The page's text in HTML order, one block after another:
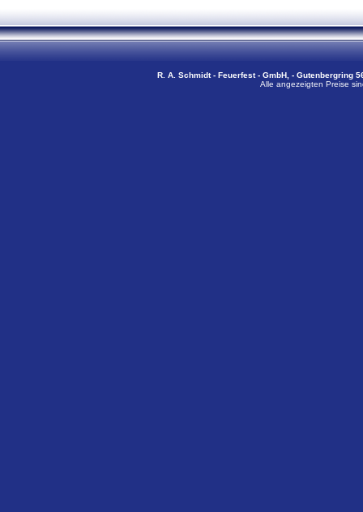
R. A. Schmidt - Feuerfest - GmbH, - Gutenbergring
Alle angezeigten Preise